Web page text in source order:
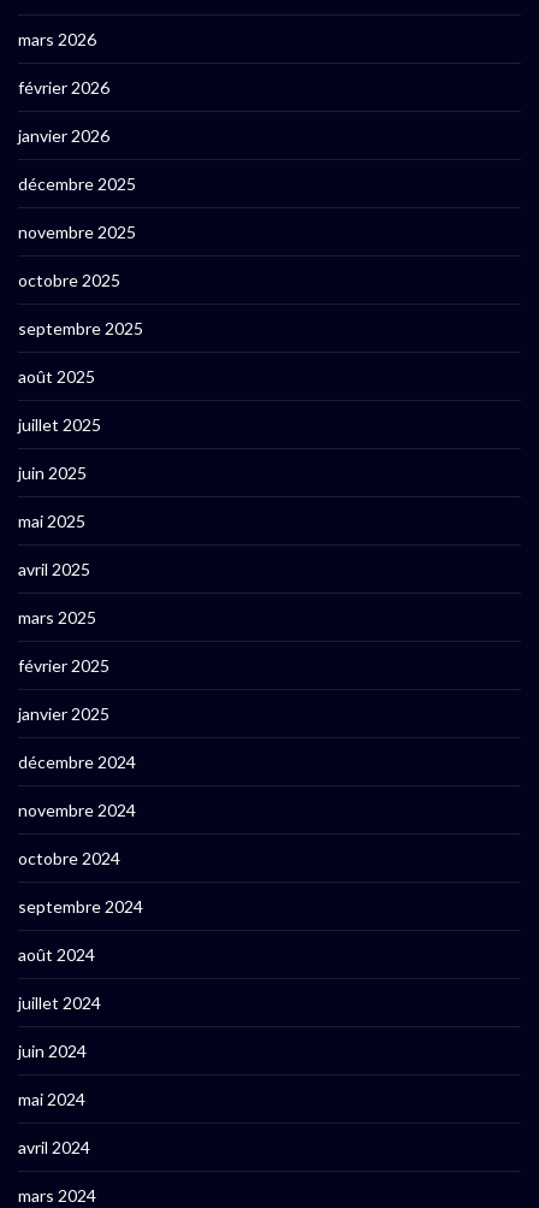
mars 2026
février 2026
janvier 2026
décembre 2025
novembre 2025
octobre 2025
septembre 2025
août 2025
juillet 2025
juin 2025
mai 2025
avril 2025
mars 2025
février 2025
janvier 2025
décembre 2024
novembre 2024
octobre 2024
septembre 2024
août 2024
juillet 2024
juin 2024
mai 2024
avril 2024
mars 2024